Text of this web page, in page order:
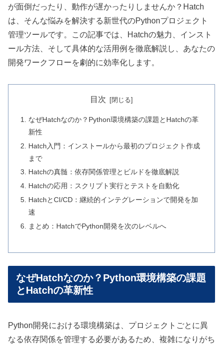
が面倒だったり、動作が遅かったりしませんか？Hatch
は、そんな悩みを解決する新世代のPythonプロジェクト
管理ツールです。この記事では、Hatchの魅力、インスト
ール方法、そして具体的な活用例を徹底解説し、あなたの
開発ワークフローを劇的に効率化します。
目次
なぜHatchなのか？Python環境構築の課題とHatchの革
新性
Hatch入門：インストールから最初のプロジェクト作成
まで
Hatchの真髄：依存関係管理とビルドを徹底解説
Hatchの応用：スクリプト実行とテストを自動化
HatchとCI/CD：継続的インテグレーションで開発を加
速
まとめ：HatchでPython開発を次のレベルへ
なぜHatchなのか？Python環境構築の課題
とHatchの革新性
Python開発における環境構築は、プロジェクトごとに異
なる依存関係を管理する必要があるため、複雑になりがち